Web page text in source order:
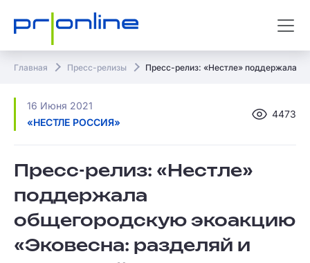
Главная Пресс-релизы Пресс-релиз: «Нестле» поддержала
16 Июня 2021
«НЕСТЛЕ РОССИЯ»
4473
Пресс-релиз: «Нестле»
поддержала
общегородскую экоакцию
«Эковесна: разделяй и